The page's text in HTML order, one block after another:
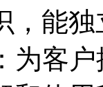
，能
为客